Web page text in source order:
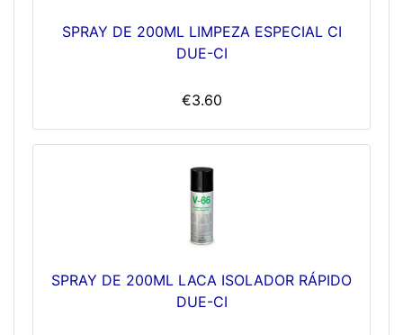
SPRAY DE 200ML LIMPEZA ESPECIAL CI
DUE-CI
€3.60
SPRAY DE 200ML LACA ISOLADOR RÁPIDO
DUE-CI